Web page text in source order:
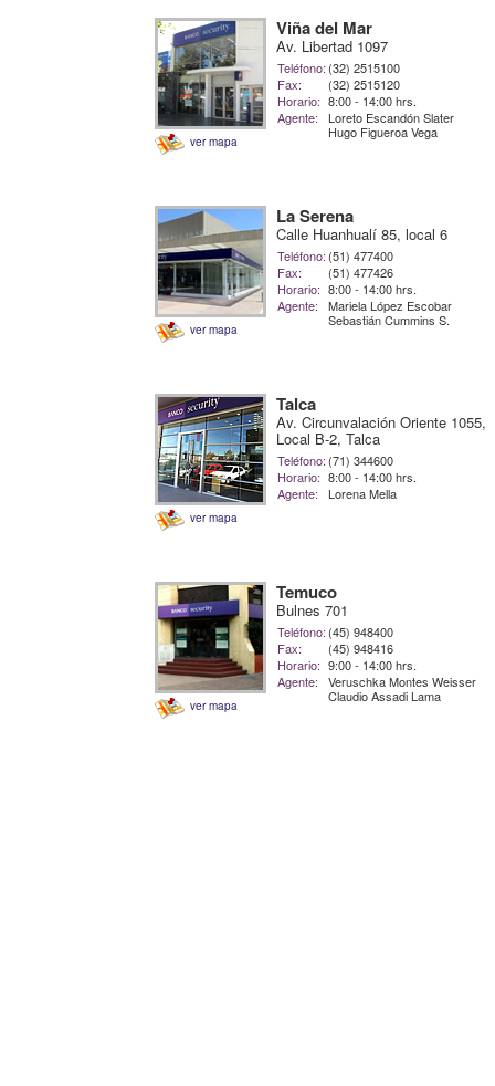
ver mapa
Viña del Mar
Av. Libertad 1097
Teléfono: (32) 2515100
Fax:
(32) 2515120
Horario: 8:00 - 14:00 hrs.
Agente:
Loreto Escandón Slater
Hugo Figueroa Vega
ver mapa
La Serena
Calle Huanhualí 85, local 6
Teléfono: (51) 477400
Fax:
(51) 477426
Horario: 8:00 - 14:00 hrs.
Agente:
Mariela López Escobar
Sebastián Cummins S.
ver mapa
Talca
Av. Circunvalación Oriente 1055,
Local B-2, Talca
Teléfono: (71) 344600
Horario: 8:00 - 14:00 hrs.
Agente:
Lorena Mella
ver mapa
Temuco
Bulnes 701
Teléfono: (45) 948400
Fax:
(45) 948416
Horario: 9:00 - 14:00 hrs.
Agente:
Veruschka Montes Weisser
Claudio Assadi Lama